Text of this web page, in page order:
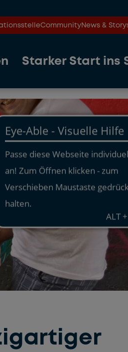
CommunityNews &
Starker Start ins